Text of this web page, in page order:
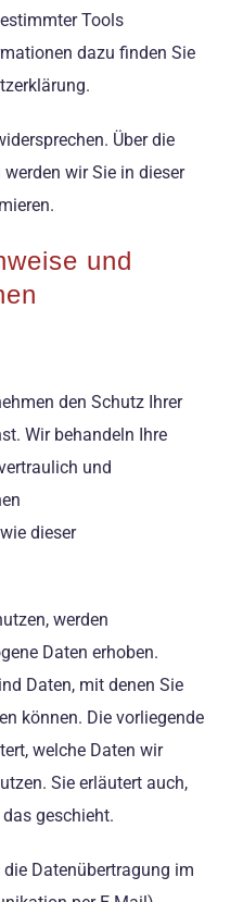
Tools
dazu finden Sie
Über die
wir Sie in dieser
und
den Schutz Ihrer
Wir behandeln Ihre
und
dieser
werden
Daten erhoben.
Daten, mit denen Sie
können. Die vorliegende
welche Daten wir
Sie erläutert auch,
geschieht.
Datenübertragung im